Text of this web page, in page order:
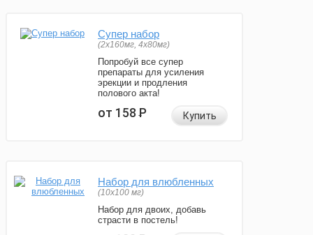
Супер набор
(2х160мг, 4х80мг)
Попробуй все супер
препараты для усиления
эрекции и продления
полового акта!
от 158Р Купить
Набор для влюбленных
(10х100 мг)
Набор для двоих, добавь
страсти в постель!